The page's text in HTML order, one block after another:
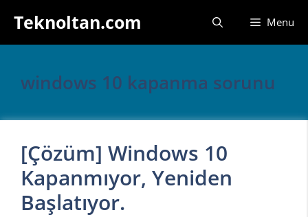
atlaTeknoltan.com Menu
windows 10 kapanma sorunu
[Çözüm] Windows 10
Kapanmıyor, Yeniden
Başlatıyor.